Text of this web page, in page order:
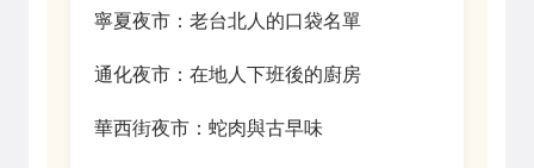
寧夏夜市：老台北人的口袋名單
通化夜市：在地人下班後的廚房
華西街夜市：蛇肉與古早味